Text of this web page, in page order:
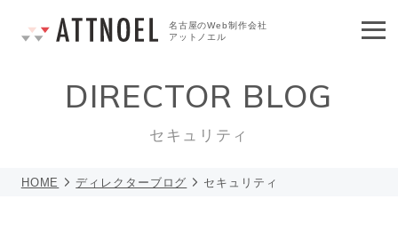
名古屋のWeb制作会社
アットノエル
DIRECTOR BLOG
セキュリティ
HOME ディレクターブログ セキュリティ